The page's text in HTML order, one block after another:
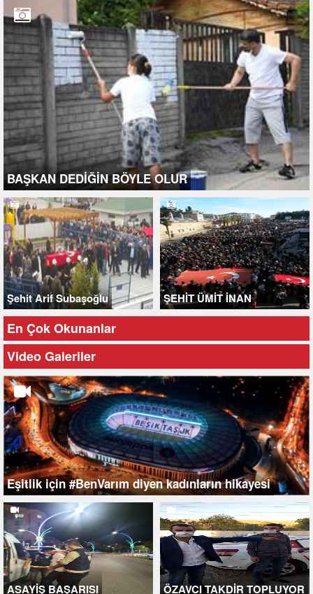
BAŞKAN DEDİĞİN BÖYLE OLUR
Şehit Arif Subaşoğlu ŞEHİT ÜMİT İNAN
En Çok Okunanlar
Video Galeriler
Eşitlik için #BenVarım diyen kadınların hikayesi
ASAYİŞ BAŞARISI ÖZAVCI TAKDİR TOPLUYOR